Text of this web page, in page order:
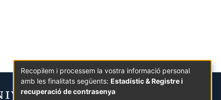
Recopilem i processem la vostra informació personal
amb les finalitats següents: Estadístic & Registre i
recuperació de contrasenya